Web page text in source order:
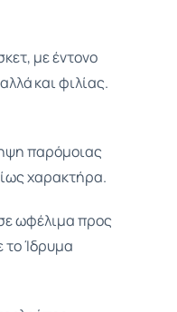
με έντονο
και φιλίας.
παρόμοιας
χαρακτήρα.
ωφέλιμα προς
το Ίδρυμα